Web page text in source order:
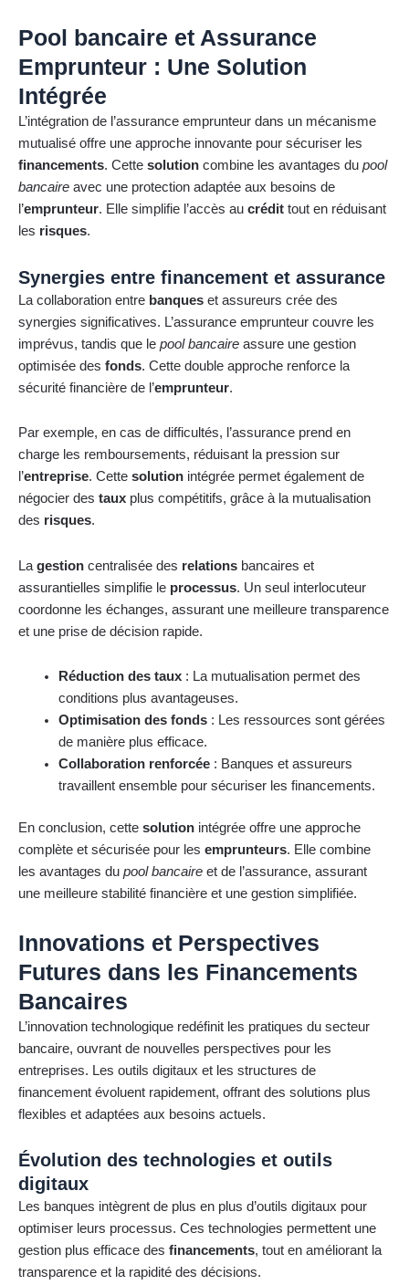
Pool bancaire et Assurance
Emprunteur : Une Solution
Intégrée
L’intégration de l’assurance emprunteur dans un mécanisme
mutualisé offre une approche innovante pour sécuriser les
financements. Cette solution combine les avantages du pool
bancaire avec une protection adaptée aux besoins de
l’emprunteur. Elle simplifie l’accès au crédit tout en réduisant
les risques.
Synergies entre financement et assurance
La collaboration entre banques et assureurs crée des
synergies significatives. L’assurance emprunteur couvre les
imprévus, tandis que le pool bancaire assure une gestion
optimisée des fonds. Cette double approche renforce la
sécurité financière de l’emprunteur.
Par exemple, en cas de difficultés, l’assurance prend en
charge les remboursements, réduisant la pression sur
l’entreprise. Cette solution intégrée permet également de
négocier des taux plus compétitifs, grâce à la mutualisation
des risques.
La gestion centralisée des relations bancaires et
assurantielles simplifie le processus. Un seul interlocuteur
coordonne les échanges, assurant une meilleure transparence
et une prise de décision rapide.
Réduction des taux: La mutualisation permet des
conditions plus avantageuses.
Optimisation des fonds: Les ressources sont gérées
de manière plus efficace.
Collaboration renforcée: Banques et assureurs
travaillent ensemble pour sécuriser les financements.
En conclusion, cette solution intégrée offre une approche
complète et sécurisée pour les emprunteurs. Elle combine
les avantages du pool bancaire et de l’assurance, assurant
une meilleure stabilité financière et une gestion simplifiée.
Innovations et Perspectives
Futures dans les Financements
Bancaires
L’innovation technologique redéfinit les pratiques du secteur
bancaire, ouvrant de nouvelles perspectives pour les
entreprises. Les outils digitaux et les structures de
financement évoluent rapidement, offrant des solutions plus
flexibles et adaptées aux besoins actuels.
Évolution des technologies et outils
digitaux
Les banques intègrent de plus en plus d’outils digitaux pour
optimiser leurs processus. Ces technologies permettent une
gestion plus efficace des financements, tout en améliorant la
transparence et la rapidité des décisions.